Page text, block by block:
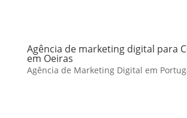
Agência de marketing digital para
em Oeiras
Agência de Marketing Digital em